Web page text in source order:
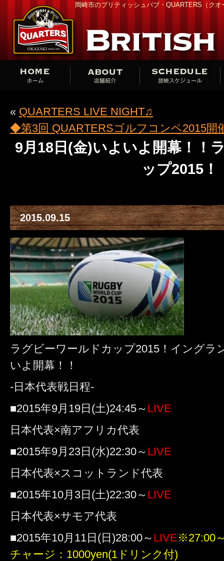
岡崎市のブリティッシュパブ・QUARTERS（クオ
« QUARTERS LIVE NIGHT♫
◆第3回 QUARTERSゴルフコンペ2015開
9月18日(金)いよいよ開幕！！
ップ2015！
2015.09.15
ラグビーワールドカップ2015！イングラ
いよ開幕！！
-日本代表戦日程-
■2015年9月19日(土)24:45～ LIVE
日本代表×南アフリカ代表
■2015年9月23日(水)22:30～ LIVE
日本代表×スコットランド代表
■2015年10月3日(土)22:30～ LIVE
日本代表×サモア代表
■2015年10月11日(日)28:00～ LIVE※27:00
チャージ：1000yen(1ドリンク付)